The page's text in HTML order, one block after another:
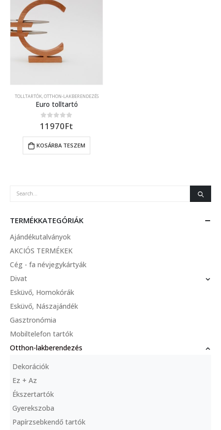
TOLLTARTÓK,OTTHON-LAKBERENDEZÉS
Euro tolltartó
0 out of 5
11970Ft
KOSÁRBA TESZEM
TERMÉKKATEGÓRIÁK
Ajándékutalványok
AKCIÓS TERMÉKEK
Cég - fa névjegykártyák
Divat
Esküvő, Homokórák
Esküvő, Nászajándék
Gasztronómia
Mobiltelefon tartók
Otthon-lakberendezés
Dekorációk
Ez + Az
Ékszertartók
Gyerekszoba
Papírzsebkendő tartók